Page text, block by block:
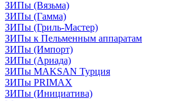
ЗИПы (Вязьма)
ЗИПы (Гамма)
ЗИПы (Гриль-Мастер)
ЗИПы к Пельменным аппаратам
ЗИПы (Импорт)
ЗИПы (Ариада)
ЗИПы MAKSAN Турция
ЗИПы PRIMAX
ЗИПы (Инициатива)